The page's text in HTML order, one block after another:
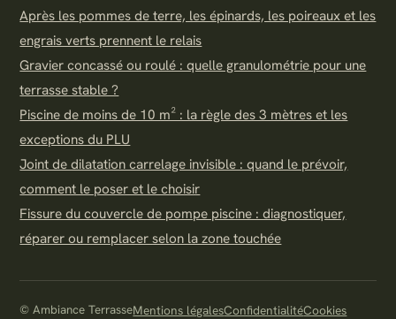
Après les pommes de terre, les épinards, les poireaux et les
engrais verts prennent le relais
Gravier concassé ou roulé : quelle granulométrie pour une
terrasse stable ?
Piscine de moins de 10 m² : la règle des 3 mètres et les
exceptions du PLU
Joint de dilatation carrelage invisible : quand le prévoir,
comment le poser et le choisir
Fissure du couvercle de pompe piscine : diagnostiquer,
réparer ou remplacer selon la zone touchée
© Ambiance TerrasseMentions légalesConfidentialitéCookies